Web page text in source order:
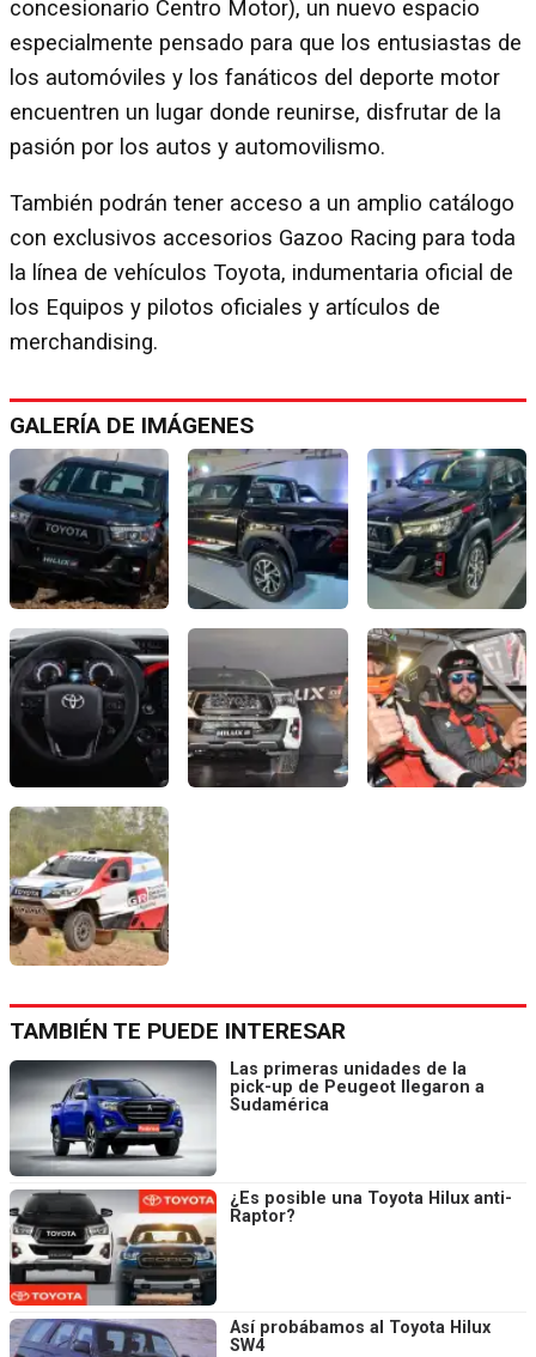
concesionario Centro Motor), un nuevo espacio
especialmente pensado para que los entusiastas de
los automóviles y los fanáticos del deporte motor
encuentren un lugar donde reunirse, disfrutar de la
pasión por los autos y automovilismo.
También podrán tener acceso a un amplio catálogo
con exclusivos accesorios Gazoo Racing para toda
la línea de vehículos Toyota, indumentaria oficial de
los Equipos y pilotos oficiales y artículos de
merchandising.
GALERÍA DE IMÁGENES
TAMBIÉN TE PUEDE INTERESAR
Las primeras unidades de la
pick-up de Peugeot llegaron a
Sudamérica
¿Es posible una Toyota Hilux anti-
Raptor?
Así probábamos al Toyota Hilux
SW4